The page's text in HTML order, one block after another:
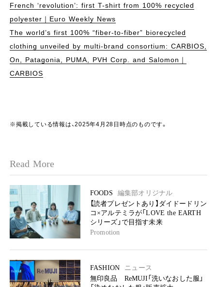
French ‘revolution’: first T-shirt from 100% recycled
polyester｜Euro Weekly News
The world’s first 100% “fiber-to-fiber” biorecycled
clothing unveiled by multi-brand consortium: CARBIOS,
On, Patagonia, PUMA, PVH Corp. and Salomon｜
CARBIOS
※掲載している情報は、2025年4月28日時点のものです。
Read More
FOODS
編集部オリジナル
【読者プレゼントあり】ダイドードリン
コ×アルテミラが「LOVE the EARTH
シリーズ」で目指す未来
Promotion
FASHION
ニュース
無印良品 ReMUJI「洗いなおした服」